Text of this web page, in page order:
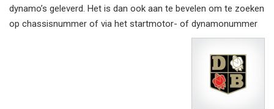
dynamo’s geleverd. Het is dan ook aan te bevelen om te zoeken
op chassisnummer of via het startmotor- of dynamonummer